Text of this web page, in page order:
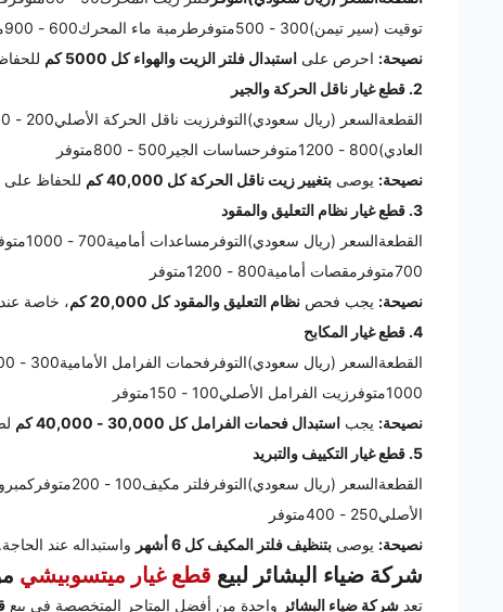
توقيت (سير تيمن)300 - 500متوفرطرمبة ماء المحرك600 - 900متوفر
نصيحة: احرص على استبدال فلتر الزيت والهواء كل 5000 كم
2. قطع غيار ناقل الحركة والجير
العادي)800 - 1200متوفرحساسات الجير500 - 800متوفر
نصيحة: يوصى بتغيير زيت ناقل الحركة كل 40,000 كم
للحفاظ على
3. قطع غيار نظام التعليق والمقود
700متوفرمقصات أمامية800 - 1200متوفر
نصيحة: يجب فحص نظام التعليق والمقود كل 20,000 كم
، خاصة
4. قطع غيار المكابح
1000متوفرزيت الفرامل الأصلي100 - 150متوفر
نصيحة: يجب استبدال فحمات الفرامل كل 30,000 - 40,000 كم
5. قطع غيار التكييف والتبريد
الأصلي250 - 400متوفر
نصيحة: يوصى بتنظيف فلتر المكيف كل 6 أشهر واستبداله عند الحاجة.
شركة ضياء البشائر لبيع قطع غيار ميتسوبيشي
تعد شركة ضياء البشائر واحدة من أفضل المتاجر المتخصصة في بيع